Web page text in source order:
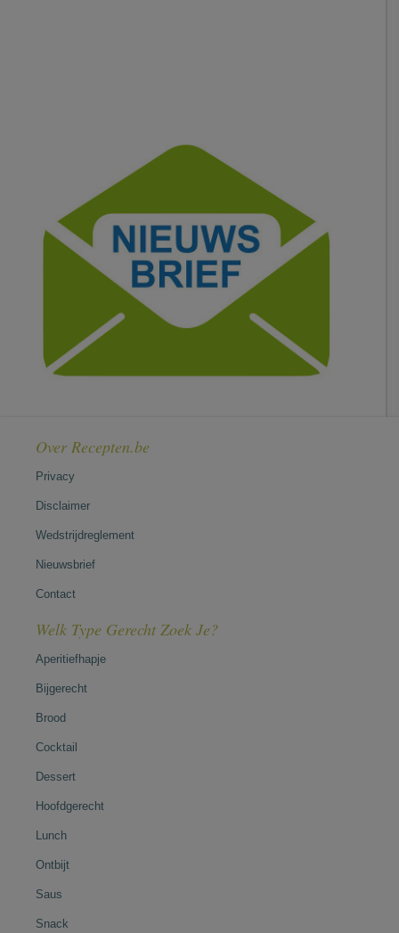
Over Recepten.be
Privacy
Disclaimer
Wedstrijdreglement
Nieuwsbrief
Contact
Welk Type Gerecht Zoek Je?
Aperitiefhapje
Bijgerecht
Brood
Cocktail
Dessert
Hoofdgerecht
Lunch
Ontbijt
Saus
Snack